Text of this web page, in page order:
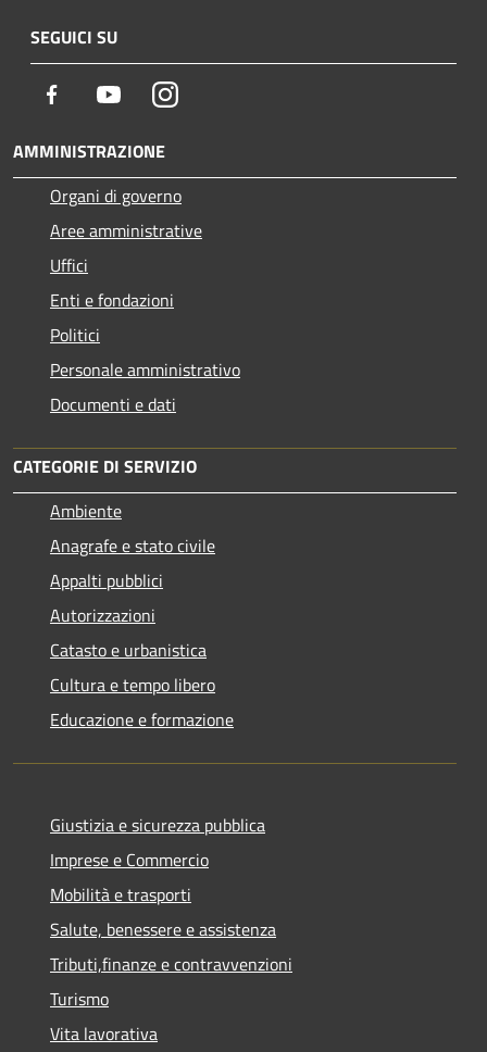
SEGUICI SU
Facebook YoutubeInstagram
AMMINISTRAZIONE
Organi di governo
Aree amministrative
Uffici
Enti e fondazioni
Politici
Personale amministrativo
Documenti e dati
CATEGORIE DI SERVIZIO
Ambiente
Anagrafe e stato civile
Appalti pubblici
Autorizzazioni
Catasto e urbanistica
Cultura e tempo libero
Educazione e formazione
Giustizia e sicurezza pubblica
Imprese e Commercio
Mobilità e trasporti
Salute, benessere e assistenza
Tributi,finanze e contravvenzioni
Turismo
Vita lavorativa